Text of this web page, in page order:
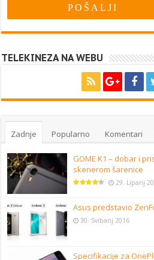
TELEKINEZA NA WEBU
Zadnje Popularno Komentari
GOME K1 – dobar i
skenerom šarenice
29. Lipanj
Asus predstavio
30. Svibanj 2016
Specifikacije za